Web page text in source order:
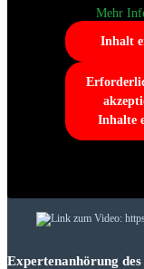
Mehr
Inhalt
Inhalte
Expertenanhörung des